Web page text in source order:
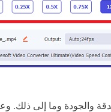
وما إلى ذلك.